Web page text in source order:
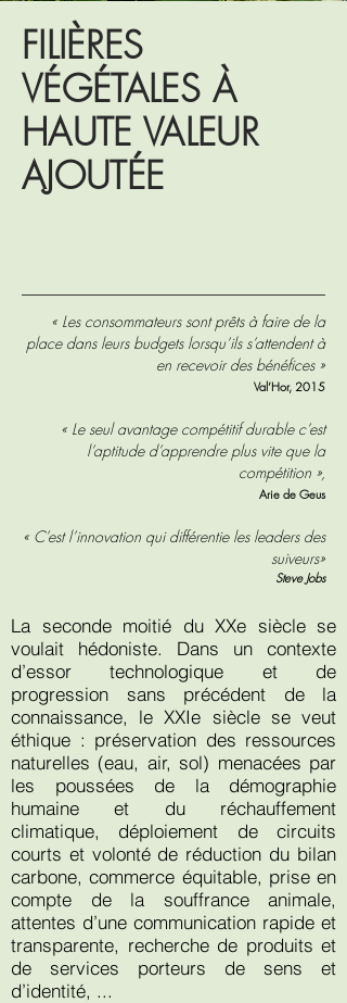
« Les consommateurs sont prêts à faire de la
place dans leurs budgets lorsqu’ils s’attendent à
en recevoir des bénéfices »
Val’Hor, 2015
« Le seul avantage compétitif durable c’est
l’aptitude d’apprendre plus vite que la
compétition »,
Arie de Geus
« C’est l’innovation qui différentie les leaders des
suiveurs»
Steve Jobs
FILIÈRES
VÉGÉTALES À
HAUTE VALEUR
AJOUTÉE
La seconde moitié du XXe siècle se
voulait hédoniste. Dans un contexte
d’essor technologique et de
progression sans précédent de la
connaissance, le XXIe siècle se veut
éthique : préservation des ressources
naturelles (eau, air, sol) menacées par
les poussées de la démographie
humaine et du réchauffement
climatique, déploiement de circuits
courts et volonté de réduction du bilan
carbone, commerce équitable, prise en
compte de la souffrance animale,
attentes d’une communication rapide et
transparente, recherche de produits et
de services porteurs de sens et
d’identité, ...